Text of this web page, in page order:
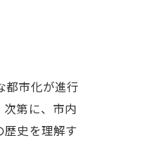
都市化が進行
第に、市内
史を理解す